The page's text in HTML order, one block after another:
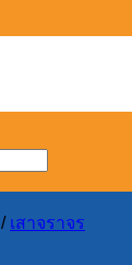
/ เสาจราจร